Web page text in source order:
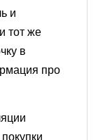
и
тот же
в
про